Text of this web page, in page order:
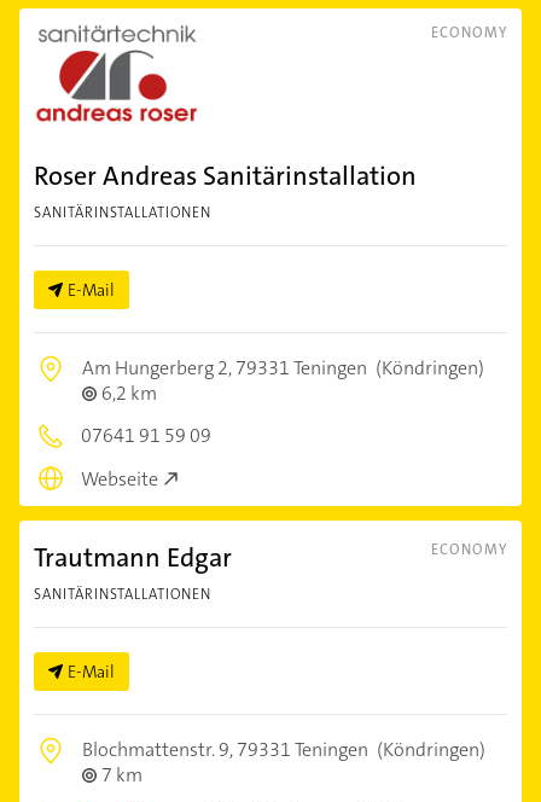
ECONOMY
Roser Andreas Sanitärinstallation
SANITÄRINSTALLATIONEN
E-Mail
Am Hungerberg 2,79331 Teningen (Köndringen)
6,2 km
07641 91 59 09
Webseite
ECONOMY
Trautmann Edgar
SANITÄRINSTALLATIONEN
E-Mail
Blochmattenstr. 9,79331 Teningen (Köndringen)
7 km